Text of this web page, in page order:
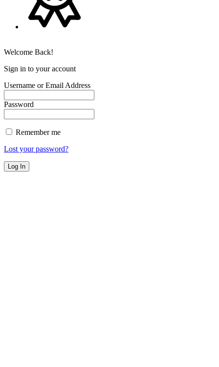
Welcome Back!
Sign in to your account
Username or Email Address
Password
Remember me
Lost your password?